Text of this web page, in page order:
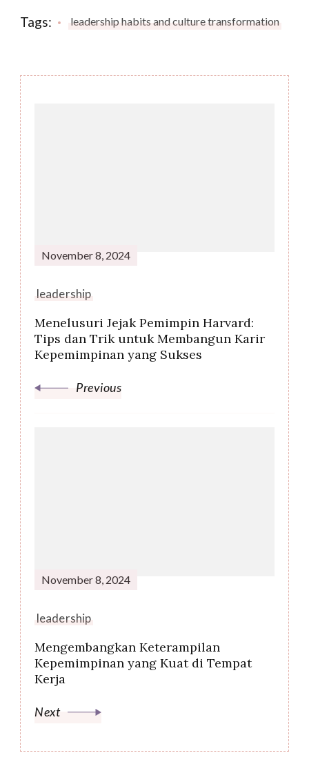
Tags: leadership habits and culture transformation
November 8, 2024
leadership
Menelusuri Jejak Pemimpin Harvard:
Tips dan Trik untuk Membangun Karir
Kepemimpinan yang Sukses
Previous
November 8, 2024
leadership
Mengembangkan Keterampilan
Kepemimpinan yang Kuat di Tempat
Kerja
Next